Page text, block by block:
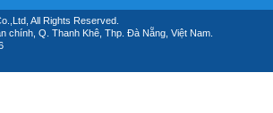
All Rights Reserved.
chính, Q. Thanh Khê, Thp. Đà Nẵng, Việt Nam.